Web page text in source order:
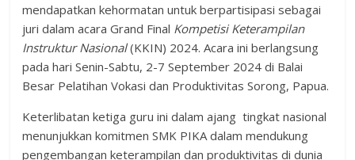
mendapatkan kehormatan untuk berpartisipasi sebagai
juri dalam acara Grand Final Kompetisi Keterampilan
Instruktur Nasional(KKIN) 2024. Acara ini berlangsung
pada hari Senin-Sabtu, 2-7 September 2024 di Balai
Besar Pelatihan Vokasi dan Produktivitas Sorong, Papua.
Keterlibatan ketiga guru ini dalam ajang tingkat nasional
menunjukkan komitmen SMK PIKA dalam mendukung
pengembangan keterampilan dan produktivitas di dunia